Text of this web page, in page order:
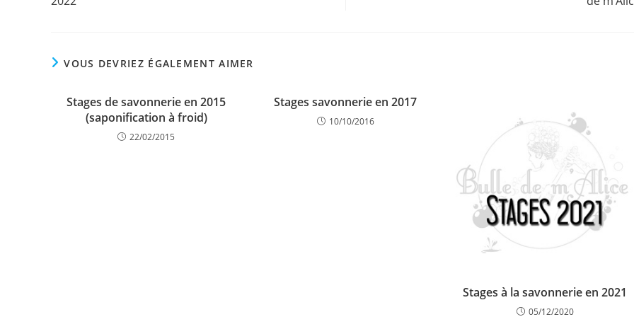
VOUS DEVRIEZ ÉGALEMENT AIMER
Stages de savonnerie en 2015
(saponification à froid)
22/02/2015
Stages savonnerie en 2017
10/10/2016
Stages à la savonnerie en 2021
05/12/2020